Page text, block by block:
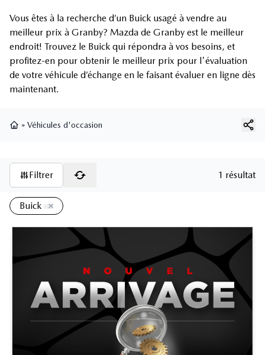
Vous êtes à la recherche d’un Buick usagé à vendre au
meilleur prix à Granby? Mazda de Granby est le meilleur
endroit! Trouvez le Buick qui répondra à vos besoins, et
profitez-en pour obtenir le meilleur prix pour l'évaluation
de votre véhicule d’échange en le faisant évaluer en ligne dès
maintenant.
» Véhicules d'occasion
Filtrer 1 résultat
Buick